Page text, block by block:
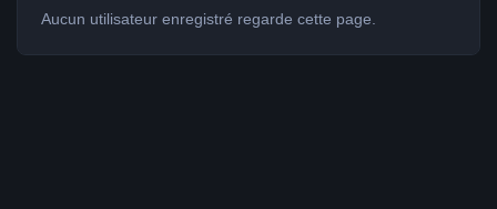
Aucun utilisateur enregistré regarde cette page.